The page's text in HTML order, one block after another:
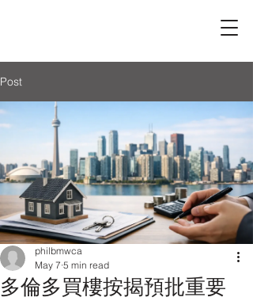
Post
多倫多買樓按揭預批重要
philbmwca
May 7 5 min read